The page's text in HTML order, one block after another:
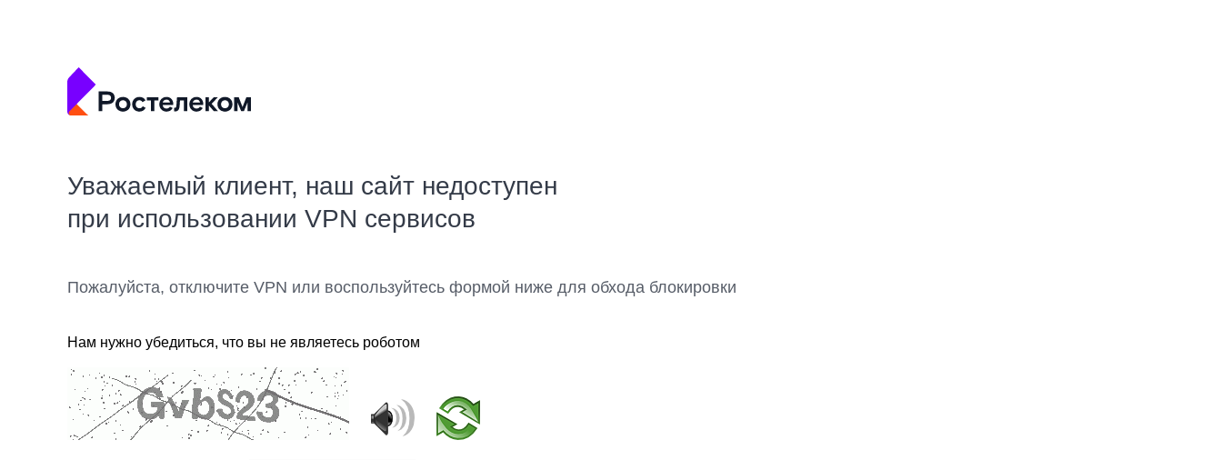
Уважаемый клиент, наш сайт недоступен
при использовании VPN сервисов
Пожалуйста, отключите VPN или воспользуйтесь формой ниже для обхода блокировки
Нам нужно убедиться, что вы не являетесь роботом